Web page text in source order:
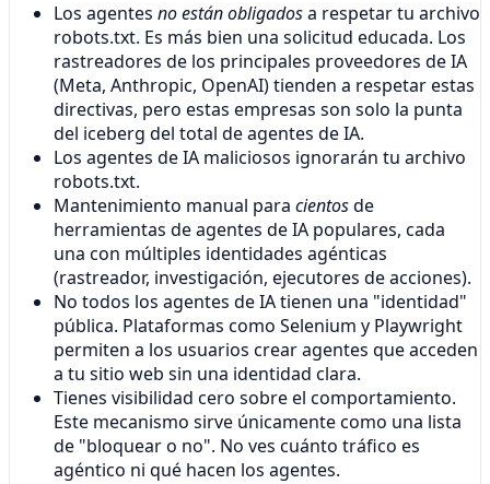
Los agentes no están obligadosa respetar tu archivo
robots.txt. Es más bien una solicitud educada. Los
rastreadores de los principales proveedores de IA
(Meta, Anthropic, OpenAI) tienden a respetar estas
directivas, pero estas empresas son solo la punta
del iceberg del total de agentes de IA.
Los agentes de IA maliciosos ignorarán tu archivo
robots.txt.
Mantenimiento manual para cientosde
herramientas de agentes de IA populares, cada
una con múltiples identidades agénticas
(rastreador, investigación, ejecutores de acciones).
No todos los agentes de IA tienen una "identidad"
pública. Plataformas como Selenium y Playwright
permiten a los usuarios crear agentes que acceden
a tu sitio web sin una identidad clara.
Tienes visibilidad cero sobre el comportamiento.
Este mecanismo sirve únicamente como una lista
de "bloquear o no". No ves cuánto tráfico es
agéntico ni qué hacen los agentes.